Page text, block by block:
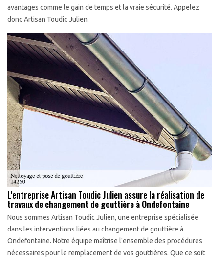
avantages comme le gain de temps et la vraie sécurité. Appelez
donc Artisan Toudic Julien.
L'entreprise Artisan Toudic Julien assure la réalisation de
travaux de changement de gouttière à Ondefontaine
Nous sommes Artisan Toudic Julien, une entreprise spécialisée
dans les interventions liées au changement de gouttière à
Ondefontaine. Notre équipe maîtrise l'ensemble des procédures
nécessaires pour le remplacement de vos gouttières. Que ce soit